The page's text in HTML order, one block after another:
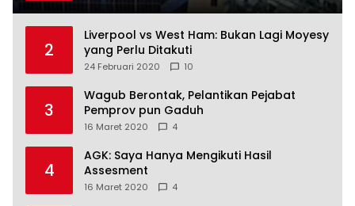
2
Liverpool vs West Ham: Bukan Lagi Moyesy
yang Perlu Ditakuti
24 Februari 2020 10
3
Wagub Berontak, Pelantikan Pejabat
Pemprov pun Gaduh
16 Maret 2020 4
4
AGK: Saya Hanya Mengikuti Hasil
Assesment
16 Maret 2020 4